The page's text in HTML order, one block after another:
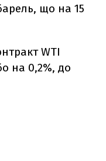
що на 15
WTI
на 0,2%, до